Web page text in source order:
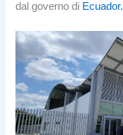
dal governo di Ecuador.